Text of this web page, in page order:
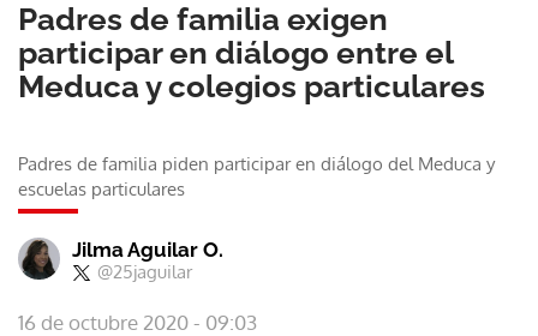
Padres de familia exigen
participar en diálogo entre el
Meduca y colegios particulares
Padres de familia piden participar en diálogo del Meduca y
escuelas particulares
Jilma Aguilar O.
@25jaguilar
16 de octubre 2020 - 09:03